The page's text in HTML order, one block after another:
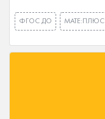
ФГОС ДО МАТЕ:ПЛЮС